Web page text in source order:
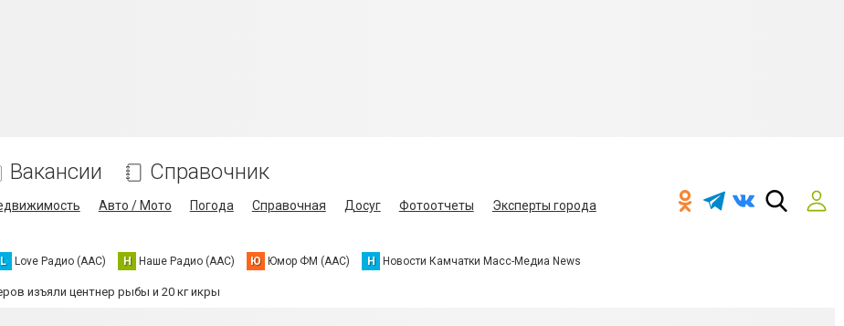
Вакансии Справочник
Авто / Мото Погода Справочная Досуг Фотоотчеты
Эксперты города
L Love Радио (AAC) Н Наше Радио (AAC) Ю Юмор ФМ (AAC) Н Новости Камчатки Масс-Медиа News
изъяли центнер рыбы и 20 кг икры